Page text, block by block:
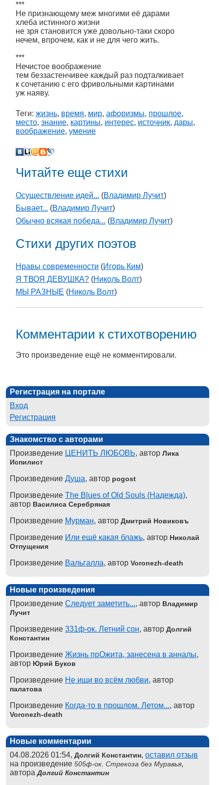
***
Не признающему меж многими её дарами
хлеба истинного жизни
не зря становится уже довольно-таки скоро
нечем, впрочем, как и не для чего жить.
***
Нечистое воображение
тем беззастенчивее каждый раз подталкивает
к сочетанию с его фривольными картинами
уж наяву.
Теги: жизнь, время, мир, афоризмы, прошлое,
место, знание, картины, интерес, источник, дары,
воображение, умение
Читайте еще стихи
Осуществление идей... (Владимир Лучит)
Бывает... (Владимир Лучит)
Обычно всякая победа... (Владимир Лучит)
Стихи других поэтов
Нравы современности (Игорь Ким)
Я ТВОЯ ДЕВУШКА? (Николь Волт)
МЫ РАЗНЫЕ (Николь Волт)
Комментарии к стихотворению
Это произведение ещё не комментировали.
Регистрация на портале
Вход
Регистрация
Знакомство с авторами
Произведение ЦЕНИТЬ ЛЮБОВЬ, автор Лика
Испилист
Произведение Душа, автор pogost
Произведение The Blues of Old Souls (Надежда),
автор Василиса Серебряная
Произведение Мурман, автор Дмитрий Новиковъ
Произведение Или ещё какая блажь, автор Николай
Отпущения
Произведение Вальгалла, автор Voronezh-death
Новые произведения
Произведение Следует заметить..., автор Владимир
Лучит
Произведение 331ф-ок. Летний сон, автор Долгий
Константин
Произведение Жизнь прОжита, занесена в анналы,
автор Юрий Буков
Произведение Не ищи во всём любви, автор
палатова
Произведение Когда-то в прошлом. Летом..., автор
Voronezh-death
Новые комментарии
04.08.2026 01:54, Долгий Константин, оставил отзыв
на произведение 505ф-ок. Стрекоза без Муравья,
автораДолгий Константин